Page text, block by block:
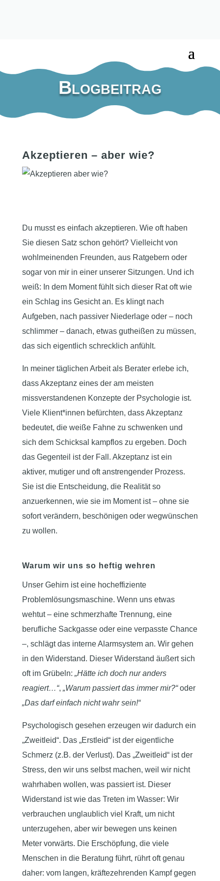
Blogbeitrag
Akzeptieren – aber wie?
Du musst es einfach akzeptieren. Wie oft haben
Sie diesen Satz schon gehört? Vielleicht von
wohlmeinenden Freunden, aus Ratgebern oder
sogar von mir in einer unserer Sitzungen. Und ich
weiß: In dem Moment fühlt sich dieser Rat oft wie
ein Schlag ins Gesicht an. Es klingt nach
Aufgeben, nach passiver Niederlage oder – noch
schlimmer – danach, etwas gutheißen zu müssen,
das sich eigentlich schrecklich anfühlt.
In meiner täglichen Arbeit als Berater erlebe ich,
dass Akzeptanz eines der am meisten
missverstandenen Konzepte der Psychologie ist.
Viele Klient*innen befürchten, dass Akzeptanz
bedeutet, die weiße Fahne zu schwenken und
sich dem Schicksal kampflos zu ergeben. Doch
das Gegenteil ist der Fall. Akzeptanz ist ein
aktiver, mutiger und oft anstrengender Prozess.
Sie ist die Entscheidung, die Realität so
anzuerkennen, wie sie im Moment ist – ohne sie
sofort verändern, beschönigen oder wegwünschen
zu wollen.
Warum wir uns so heftig wehren
Unser Gehirn ist eine hocheffiziente
Problemlösungsmaschine. Wenn uns etwas
wehtut – eine schmerzhafte Trennung, eine
berufliche Sackgasse oder eine verpasste Chance
–, schlägt das interne Alarmsystem an. Wir gehen
in den Widerstand. Dieser Widerstand äußert sich
oft im Grübeln: „Hätte ich doch nur anders
reagiert…“, „Warum passiert das immer mir?“oder
„Das darf einfach nicht wahr sein!“
Psychologisch gesehen erzeugen wir dadurch ein
„Zweitleid“. Das „Erstleid“ ist der eigentliche
Schmerz (z.B. der Verlust). Das „Zweitleid“ ist der
Stress, den wir uns selbst machen, weil wir nicht
wahrhaben wollen, was passiert ist. Dieser
Widerstand ist wie das Treten im Wasser: Wir
verbrauchen unglaublich viel Kraft, um nicht
unterzugehen, aber wir bewegen uns keinen
Meter vorwärts. Die Erschöpfung, die viele
Menschen in die Beratung führt, rührt oft genau
daher: vom langen, kräftezehrenden Kampf gegen